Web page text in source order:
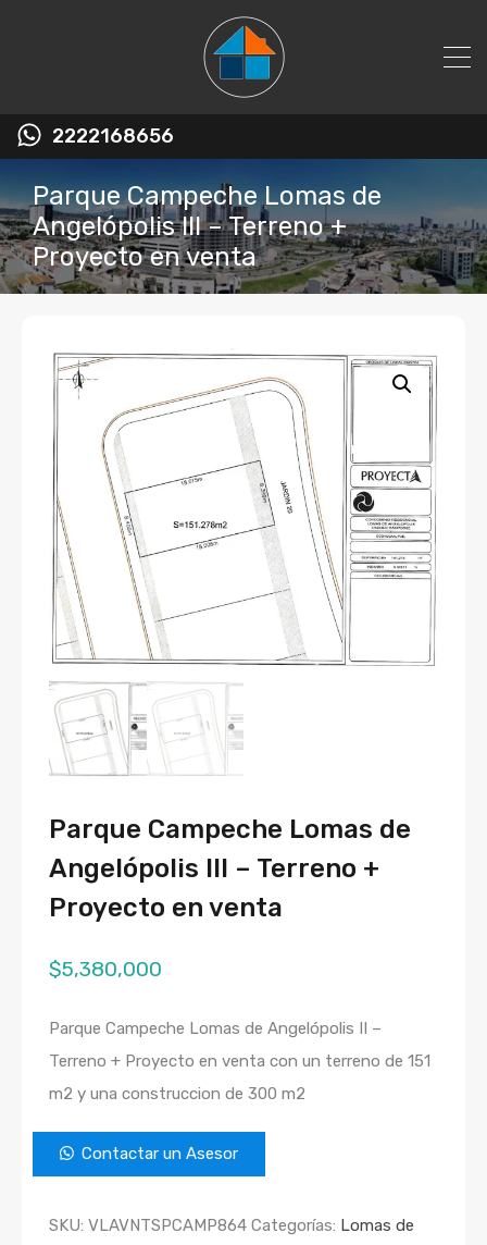
2222168656
Parque Campeche Lomas de
Angelópolis III – Terreno +
Proyecto en venta
Parque Campeche Lomas de
Angelópolis III – Terreno +
Proyecto en venta
$5,380,000
Parque Campeche Lomas de Angelópolis II –
Terreno + Proyecto en venta con un terreno de 151
m2 y una construccion de 300 m2
Contactar un Asesor
SKU: VLAVNTSPCAMP864 Categorías: Lomas de